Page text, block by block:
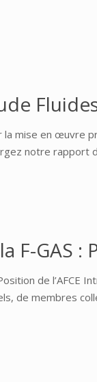
la mise en
notre rapport
F-GAS :
de l’AFCE
de membres